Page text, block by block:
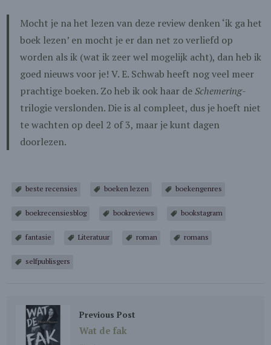
Mocht je na het lezen van deze review denken ‘ik ga het
boek lezen’ en mocht je er dan net zo verliefd op
worden als ik (wat ik zeer wel mogelijk acht), dan heb ik
goed nieuws voor je! V. E. Schwab heeft nog veel meer
prachtige boeken. Zo heb ik ook haar deSchemering-
trilogie verslonden. Die is al compleet, dus je hoeft niet
te wachten op deel 2 of 3, maar je kunt dagen
doorlezen.
beste recensies boeken lezen boekengenres
boekrecensiesblog bookreviews bookstagram
fantasie Literatuur roman romans
selfpublisgers
Previous Post
Wat de fak